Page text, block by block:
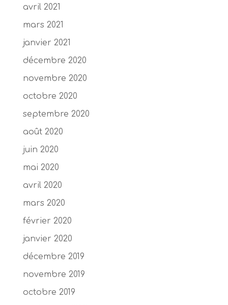
avril 2021
mars 2021
janvier 2021
décembre 2020
novembre 2020
octobre 2020
septembre 2020
août 2020
juin 2020
mai 2020
avril 2020
mars 2020
février 2020
janvier 2020
décembre 2019
novembre 2019
octobre 2019